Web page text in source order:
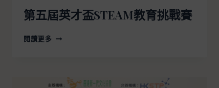
第五屆英才盃STEAM教育挑戰賽
閱讀更多